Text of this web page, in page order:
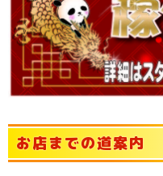
お店までの道案内